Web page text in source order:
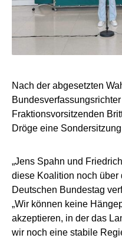
Nach der abgesetzten
Fraktionsvorsitzenden
Dröge eine
„Jens Spahn und
diese Koalition noch
Deutschen Bundestag
„Wir können keine
akzeptieren, in der das
wir noch eine stabile